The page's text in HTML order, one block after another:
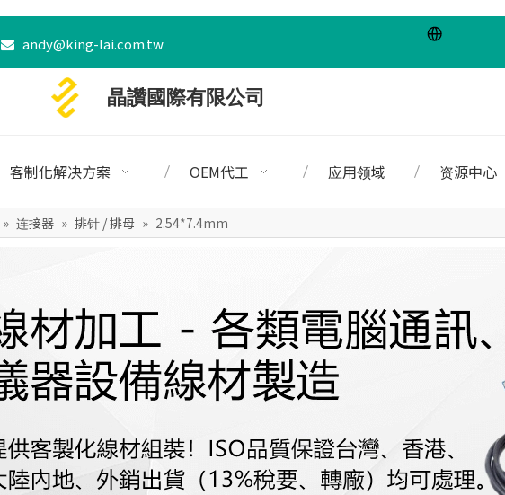
 andy@king-lai.com.tw
客制化解决方案 OEM代工 应用领域 资源中心
» 连接器 » 排针 / 排母 » 2.54*7.4mm